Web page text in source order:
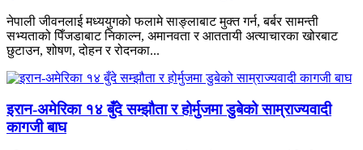
नेपाली जीवनलाई मध्ययुगको फलामे साङ्लाबाट मुक्त गर्न, बर्बर सामन्ती
सभ्यताको पिँजडाबाट निकाल्न, अमानवता र आततायी अत्याचारका खोरबाट
छुटाउन, शोषण, दोहन र रोदनका...
इरान-अमेरिका १४ बुँदे सम्झौता र होर्मुजमा डुबेको साम्राज्यवादी
कागजी बाघ